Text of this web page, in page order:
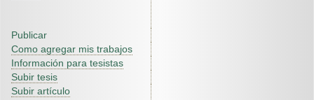
Publicar
Como agregar mis trabajos
Información para tesistas
Subir tesis
Subir artículo